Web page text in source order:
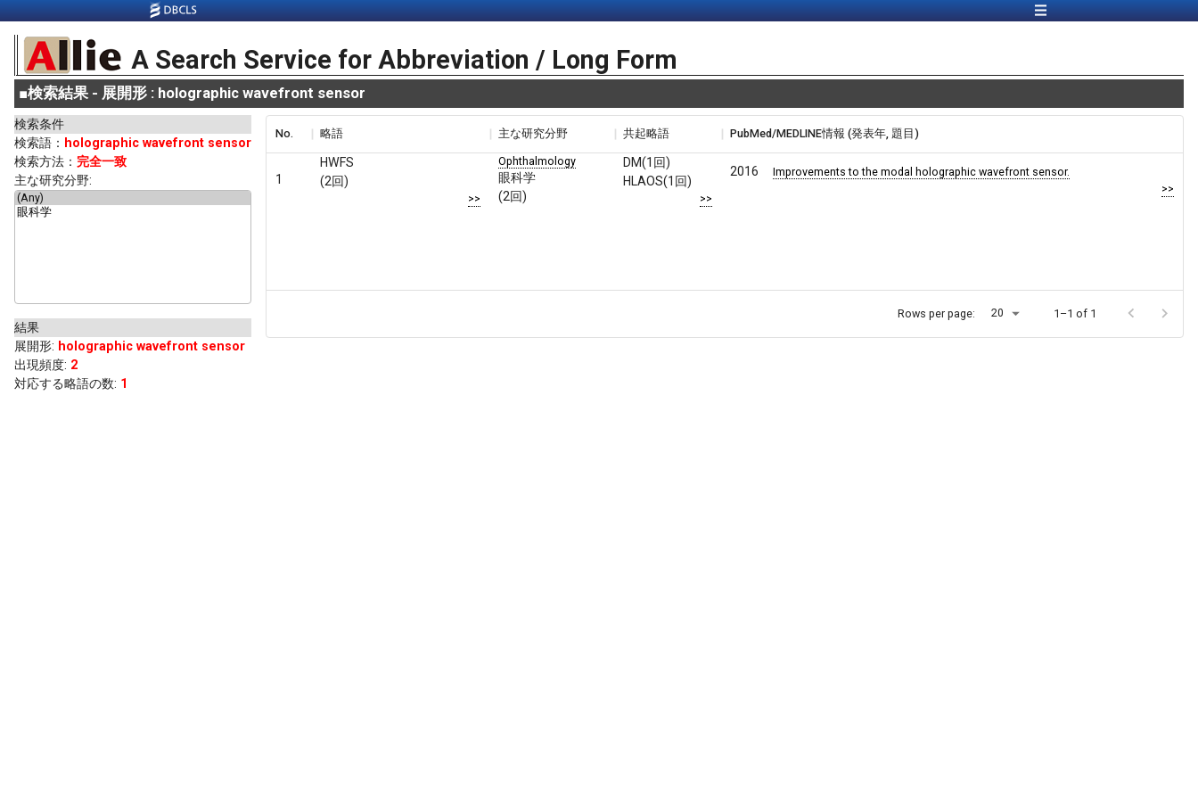
A Search Service for Abbreviation / Long Form
■検索結果 - 展開形 : holographic wavefront sensor
検索条件
検索語： holographic wavefront sensor
検索方法： 完全一致
主な研究分野:
結果
展開形: holographic wavefront sensor
出現頻度: 2
対応する略語の数: 1
No. 略語 主な研究分野 共起略語 PubMed/MEDLINE情報 (発表年, 題目)
1
HWFS
(2回)
>>
Ophthalmology
眼科学
(2回)
DM(1回)
HLAOS(1回)
>>
2016
Improvements to the modal holographic wavefront sensor.
>>
Rows per page: 20 1–1 of 1